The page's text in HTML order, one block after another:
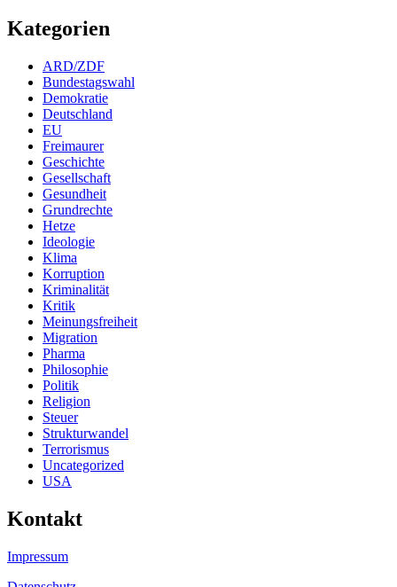
Kategorien
ARD/ZDF
Bundestagswahl
Demokratie
Deutschland
EU
Freimaurer
Geschichte
Gesellschaft
Gesundheit
Grundrechte
Hetze
Ideologie
Klima
Korruption
Kriminalität
Kritik
Meinungsfreiheit
Migration
Pharma
Philosophie
Politik
Religion
Steuer
Strukturwandel
Terrorismus
Uncategorized
USA
Kontakt
Impressum